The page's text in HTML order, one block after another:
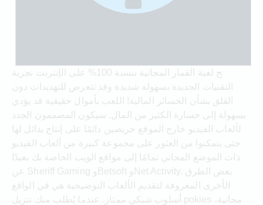
ح لعبة القمار المجانية بنسبة 100% على الإنترنت تجربة
التقنيات الجديدة بسهولة شديدة وقد تتعرض للتهديدات دون
القلق بشأن الخسائر المالية! اللعب بأموال حقيقية قد يؤدي
بسهولة إلى خسارة الكثير من المال. سيكون المصممون الجدد
لألعاب الفيديو خارج الموقع حريصين دائمًا على إنتاج بدائل لها
حتى يتمكنوا من العثور على مجموعة كبيرة من ألعاب الفيديو
ذات الموضع المجاني تمامًا إلى مواقع الويب الخاصة بك بعيدًا
عن Sheriff Gaming وBetsoft وNet Activity. بعض الطرق
الأخرى المعروفة لتقديم الألعاب التوضيحية هي في الواقع
أسلوب شبكي ممتاز. عندما يُطلب منك تنزيل pokies مجانية،